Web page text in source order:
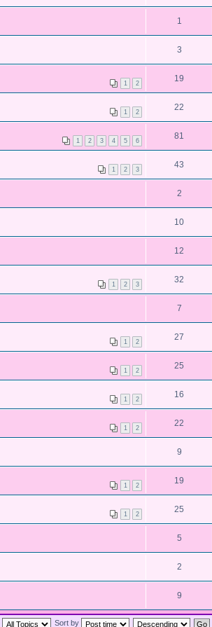
1
3
1 2 19
1 2 22
1 2 3 4 5 6 81
1 2 3 43
2
10
12
1 2 3 32
7
1 2 27
1 2 25
1 2 16
1 2 22
9
1 2 19
1 2 25
5
2
9
Sort by